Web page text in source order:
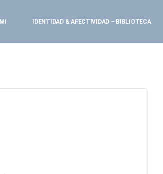
IDENTIDAD & AFECTIVIDAD – BIBLIOTECA